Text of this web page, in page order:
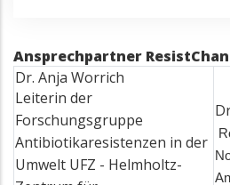
Ansprechpartner
Dr. Anja Worrich
Leiterin der
Forschungsgruppe
Antibiotikaresistenzen in der
Umwelt UFZ - Helmholtz-